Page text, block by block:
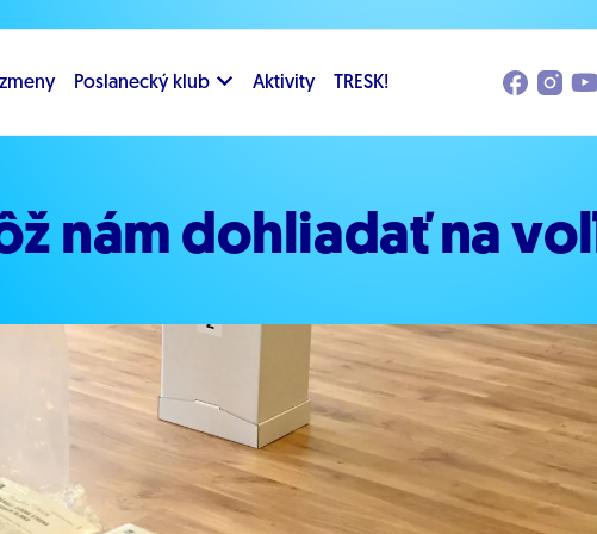
Poslanecký klub Aktivity TRESK!
nám dohliadať na